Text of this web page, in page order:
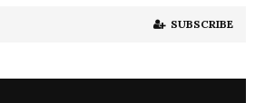
SUBSCRIBE